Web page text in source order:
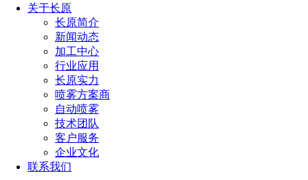
关于长原
长原简介
新闻动态
加工中心
行业应用
长原实力
喷雾方案商
自动喷雾
技术团队
客户服务
企业文化
联系我们
前喷孔（可选）：清除管内前端堵塞物。
4. 高压耐用，材质优异
通常采用不锈钢喷嘴陶瓷芯嵌件制造，耐压可达 50~250 bar。
耐磨耐腐蚀，适合工业高频清洗任务。
工作示意图